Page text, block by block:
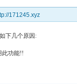
171245.xyz
下几个原因:
此功能!!